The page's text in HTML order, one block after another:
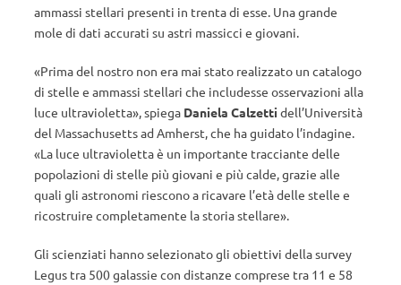
ammassi stellari presenti in trenta di esse. Una grande
mole di dati accurati su astri massicci e giovani.
«Prima del nostro non era mai stato realizzato un catalogo
di stelle e ammassi stellari che includesse osservazioni alla
luce ultravioletta», spiega Daniela Calzetti dell’Università
del Massachusetts ad Amherst, che ha guidato l’indagine.
«La luce ultravioletta è un importante tracciante delle
popolazioni di stelle più giovani e più calde, grazie alle
quali gli astronomi riescono a ricavare l’età delle stelle e
ricostruire completamente la storia stellare».
Gli scienziati hanno selezionato gli obiettivi della survey
Legus tra 500 galassie con distanze comprese tra 11 e 58